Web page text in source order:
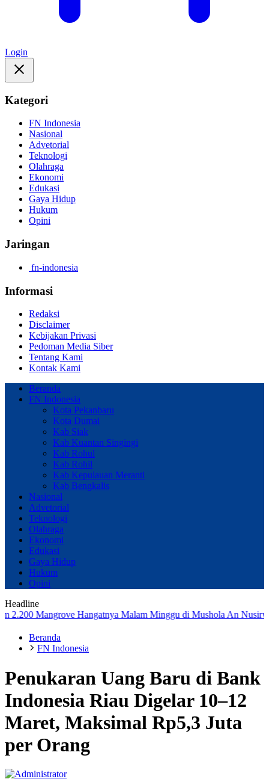
Login
Kategori
FN Indonesia
Nasional
Advetorial
Teknologi
Olahraga
Ekonomi
Edukasi
Gaya Hidup
Hukum
Opini
Jaringan
fn-indonesia
Informasi
Redaksi
Disclaimer
Kebijakan Privasi
Pedoman Media Siber
Tentang Kami
Kontak Kami
Beranda
FN Indonesia
Kota Pekanbaru
Kota Dumai
Kab Siak
Kab Kuantan Singingi
Kab Rohul
Kab Rohil
Kab Kepulauan Meranti
Kab Bengkalis
Nasional
Advetorial
Teknologi
Olahraga
Ekonomi
Edukasi
Gaya Hidup
Hukum
Opini
Headline
Hangatnya Malam Minggu di Mushola An Nusirwan, 35
Beranda
FN Indonesia
Penukaran Uang Baru di Bank
Indonesia Riau Digelar 10–12
Maret, Maksimal Rp5,3 Juta
per Orang